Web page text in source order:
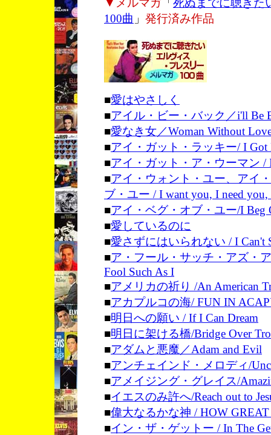
▼メルマガ 「 死ぬまでに聴きた
100曲 」 発行済み作品
■愛はやさしく
■アイル・ビー・バック／i'll Be
■愛なき女／Woman Without
■アイ・ガット・ラッキー/ I Got
■アイ・ガット・ア・ウーマン /
■アイ・ウォント・ユー、アイ
ブ・ユー / I want you, I need
■アイ・ベグ・オブ・ユー/I Beg
■愛しているのに
■愛さずにはいられない / I Can't
■ア・フール・サッチ・アズ・
Fool Such As I
■アメリカの祈り /An American
■アカプルコの海/ FUN IN
■明日への願い / If I Can Dream
■明日に架ける橋/Bridge Over
■アダムと悪魔／Adam and Evil
■アンチェインド・メロディ/
■アメイジング・グレイス/
■イエスのみ許へ/Reach out to
■偉大なるかな神 / HOW
■イン・ザ・ゲットー / In The